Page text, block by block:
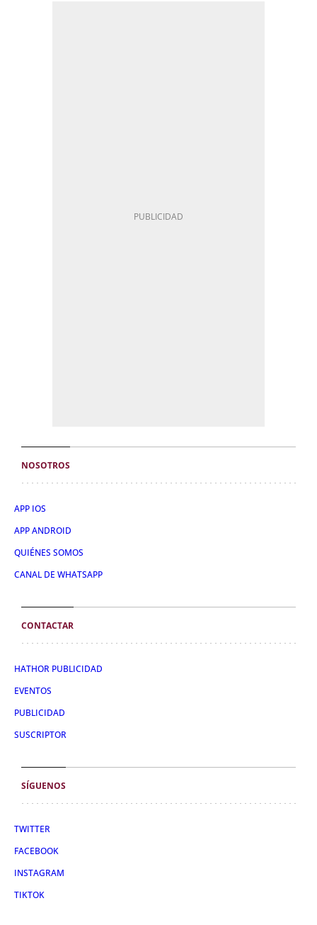
NOSOTROS
APP IOS
APP ANDROID
QUIÉNES SOMOS
CANAL DE WHATSAPP
CONTACTAR
HATHOR PUBLICIDAD
EVENTOS
PUBLICIDAD
SUSCRIPTOR
SÍGUENOS
TWITTER
FACEBOOK
INSTAGRAM
TIKTOK